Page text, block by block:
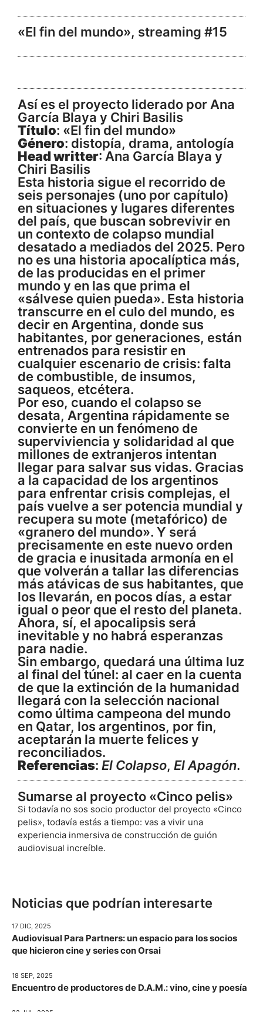
«El fin del mundo», streaming #15
Así es el proyecto liderado por Ana
García Blaya y Chiri Basilis
Título: «El fin del mundo»
Género: distopía, drama, antología
Head writter: Ana García Blaya y
Chiri Basilis
Esta historia sigue el recorrido de
seis personajes (uno por capítulo)
en situaciones y lugares diferentes
del país, que buscan sobrevivir en
un contexto de colapso mundial
desatado a mediados del 2025. Pero
no es una historia apocalíptica más,
de las producidas en el primer
mundo y en las que prima el
«sálvese quien pueda». Esta historia
transcurre en el culo del mundo, es
decir en Argentina, donde sus
habitantes, por generaciones, están
entrenados para resistir en
cualquier escenario de crisis: falta
de combustible, de insumos,
saqueos, etcétera.
Por eso, cuando el colapso se
desata, Argentina rápidamente se
convierte en un fenómeno de
superviviencia y solidaridad al que
millones de extranjeros intentan
llegar para salvar sus vidas. Gracias
a la capacidad de los argentinos
para enfrentar crisis complejas, el
país vuelve a ser potencia mundial y
recupera su mote (metafórico) de
«granero del mundo». Y será
precisamente en este nuevo orden
de gracia e inusitada armonía en el
que volverán a tallar las diferencias
más atávicas de sus habitantes, que
los llevarán, en pocos días, a estar
igual o peor que el resto del planeta.
Ahora, sí, el apocalipsis será
inevitable y no habrá esperanzas
para nadie.
Sin embargo, quedará una última luz
al final del túnel: al caer en la cuenta
de que la extinción de la humanidad
llegará con la selección nacional
como última campeona del mundo
en Qatar, los argentinos, por fin,
aceptarán la muerte felices y
reconciliados.
Referencias: El Colapso, El Apagón.
Sumarse al proyecto «Cinco pelis»
Si todavía no sos socio productor del proyecto «Cinco
pelis», todavía estás a tiempo: vas a vivir una
experiencia inmersiva de construcción de guión
audiovisual increíble.
Noticias que podrían interesarte
17 DIC, 2025
Audiovisual Para Partners: un espacio para los socios
que hicieron cine y series con Orsai
18 SEP, 2025
Encuentro de productores de D.A.M.: vino, cine y poesía